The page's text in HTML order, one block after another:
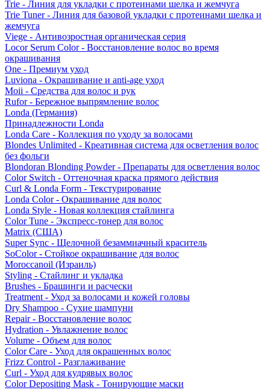
Trie - Линия для укладки с протеинами шелка и жемчуга
Trie Tuner - Линия для базовой укладки с протеинами шелка и
жемчуга
Viege - Антивозростная органическая серия
Locor Serum Color - Восстановление волос во время
окрашивания
One - Премиум уход
Luviona - Окрашивание и anti-age уход
Moii - Средства для волос и рук
Rufor - Бережное выпрямление волос
Londa (Германия)
Принадлежности Londa
Londa Care - Коллекция по уходу за волосами
Blondes Unlimited - Креативная система для осветления волос
без фольги
Blondoran Blonding Powder - Препараты для осветления волос
Color Switch - Оттеночная краска прямого действия
Curl & Londa Form - Текстурирование
Londa Color - Окрашивание для волос
Londa Style - Новая коллекция стайлинга
Color Tune - Экспресс-тонер для волос
Matrix (США)
Super Sync - Щелочной безаммиачный краситель
SoColor - Стойкое окрашивание для волос
Moroccanoil (Израиль)
Styling - Стайлинг и укладка
Brushes - Брашинги и расчески
Treatment - Уход за волосами и кожей головы
Dry Shampoo - Сухие шампуни
Repair - Восстановление волос
Hydration - Увлажнение волос
Volume - Объем для волос
Color Care - Уход для окрашенных волос
Frizz Control - Разглаживание
Curl - Уход для кудрявых волос
Color Depositing Mask - Тонирующие маски